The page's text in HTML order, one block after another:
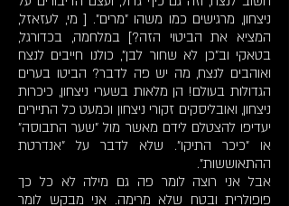
ניצחון, מרגישים כמו משהו "מרים". [ מי, לעזאזל,
המציא את הביטוי הזה?] במלחמה, בכדורגל,
בטאקי וב"כן לא שחור לבן", כולנו חייבים לנצח
ואוהבים לנצח, מה יש פה לדבר? הביטו בערים
הגדולות בעולם! הן מלאות בשערי ניצחון, כיכרות
ניצחון, ואובליסקים זקורי ניצחון וכמעט כל התיירים
יעדיפו להצטלם לידם מאשר מול "שער התבוסה"
או "כיכר התיקו". שלא לדבר על "אנדרטת
ההתאוששות".
אבל אני רוצה לומר פה גם מילה לא כל כך
פופולרית ובטח שלא מרימה. אני מבקש לומר